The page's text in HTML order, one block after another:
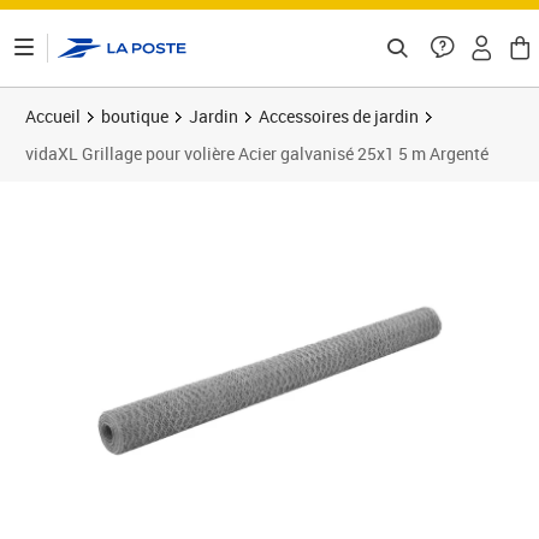
Accueil boutique Jardin
Accessoires de jardin
vidaXL Grillage pour volière Acier galvanisé 25x1 5 m Argenté